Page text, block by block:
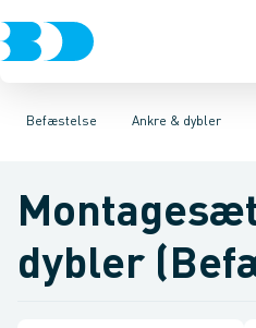
Befæstelse
VVSEl-teknik Kloak
Ankre & dybler
Bolte & sætskruerMøtrikker
Montagesæt Til betonTil mur
dybler